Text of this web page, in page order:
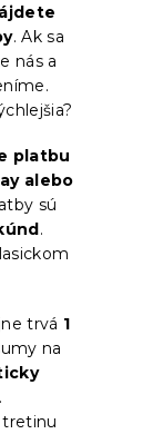
. Ak sa
nás a
platbu
alebo
sú
.
trvá 1
na
.
tretinu